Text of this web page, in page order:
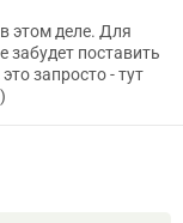
этом деле. Для
забудет поставить
запросто - тут